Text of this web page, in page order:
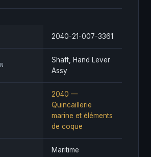
2040-21-007-3361
Shaft, Hand Lever
Assy
2040 —
Quincaillerie
marine et éléments
de coque
Maritime